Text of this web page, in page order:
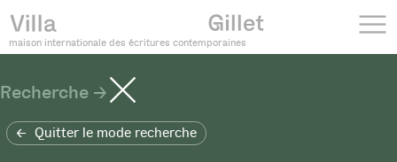
maison internationale des écritures contemporaines
Recherche
Quitter le mode recherche